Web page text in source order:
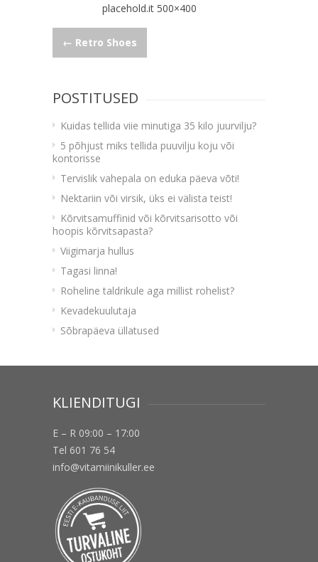
placehold.it 500×400
Navigeerimine
← Retro Shoes
POSTITUSED
Kuidas tellida viie minutiga 35 kilo juurvilju?
5 põhjust miks tellida puuvilju koju või
kontorisse
Tervislik vahepala on eduka päeva võti!
Nektariin või virsik, üks ei välista teist!
Kõrvitsamuffinid või kõrvitsarisotto või
hoopis kõrvitsapasta?
Viigimarja hullus
Tagasi linna!
Roheline taldrikule aga millist rohelist?
Kevadekuulutaja
Sõbrapäeva üllatused
KLIENDITUGI
E – R 09:00 – 17:00
Tel 601 76 54
info@vitamiinikuller.ee